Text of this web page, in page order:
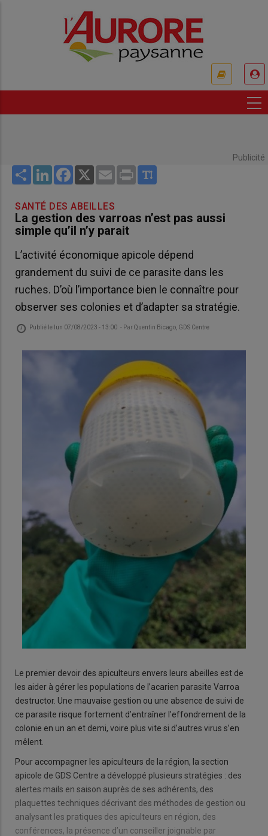
Publicité
Share LinkedInFacebook
X Email Print
SANTÉ DES ABEILLES
La gestion des varroas n’est pas aussi
simple qu’il n’y parait
L’activité économique apicole dépend
grandement du suivi de ce parasite dans les
ruches. D’où l’importance bien le connaître pour
observer ses colonies et d’adapter sa stratégie.
Publié le lun 07/08/2023 - 13:00 - ParQuentin Bicago, GDS Centre
Le premier devoir des apiculteurs envers leurs abeilles est de
les aider à gérer les populations de l’acarien parasite Varroa
destructor. Une mauvaise gestion ou une absence de suivi de
ce parasite risque fortement d’entraîner l’effondrement de la
colonie en un an et demi, voire plus vite si d’autres virus s’en
mêlent.
Pour accompagner les apiculteurs de la région, la section
apicole de GDS Centre a développé plusieurs stratégies : des
alertes mails en saison auprès de ses adhérents, des
plaquettes techniques décrivant des méthodes de gestion ou
analysant les pratiques des apiculteurs en région, des
conférences, la présence d’un conseiller joignable par